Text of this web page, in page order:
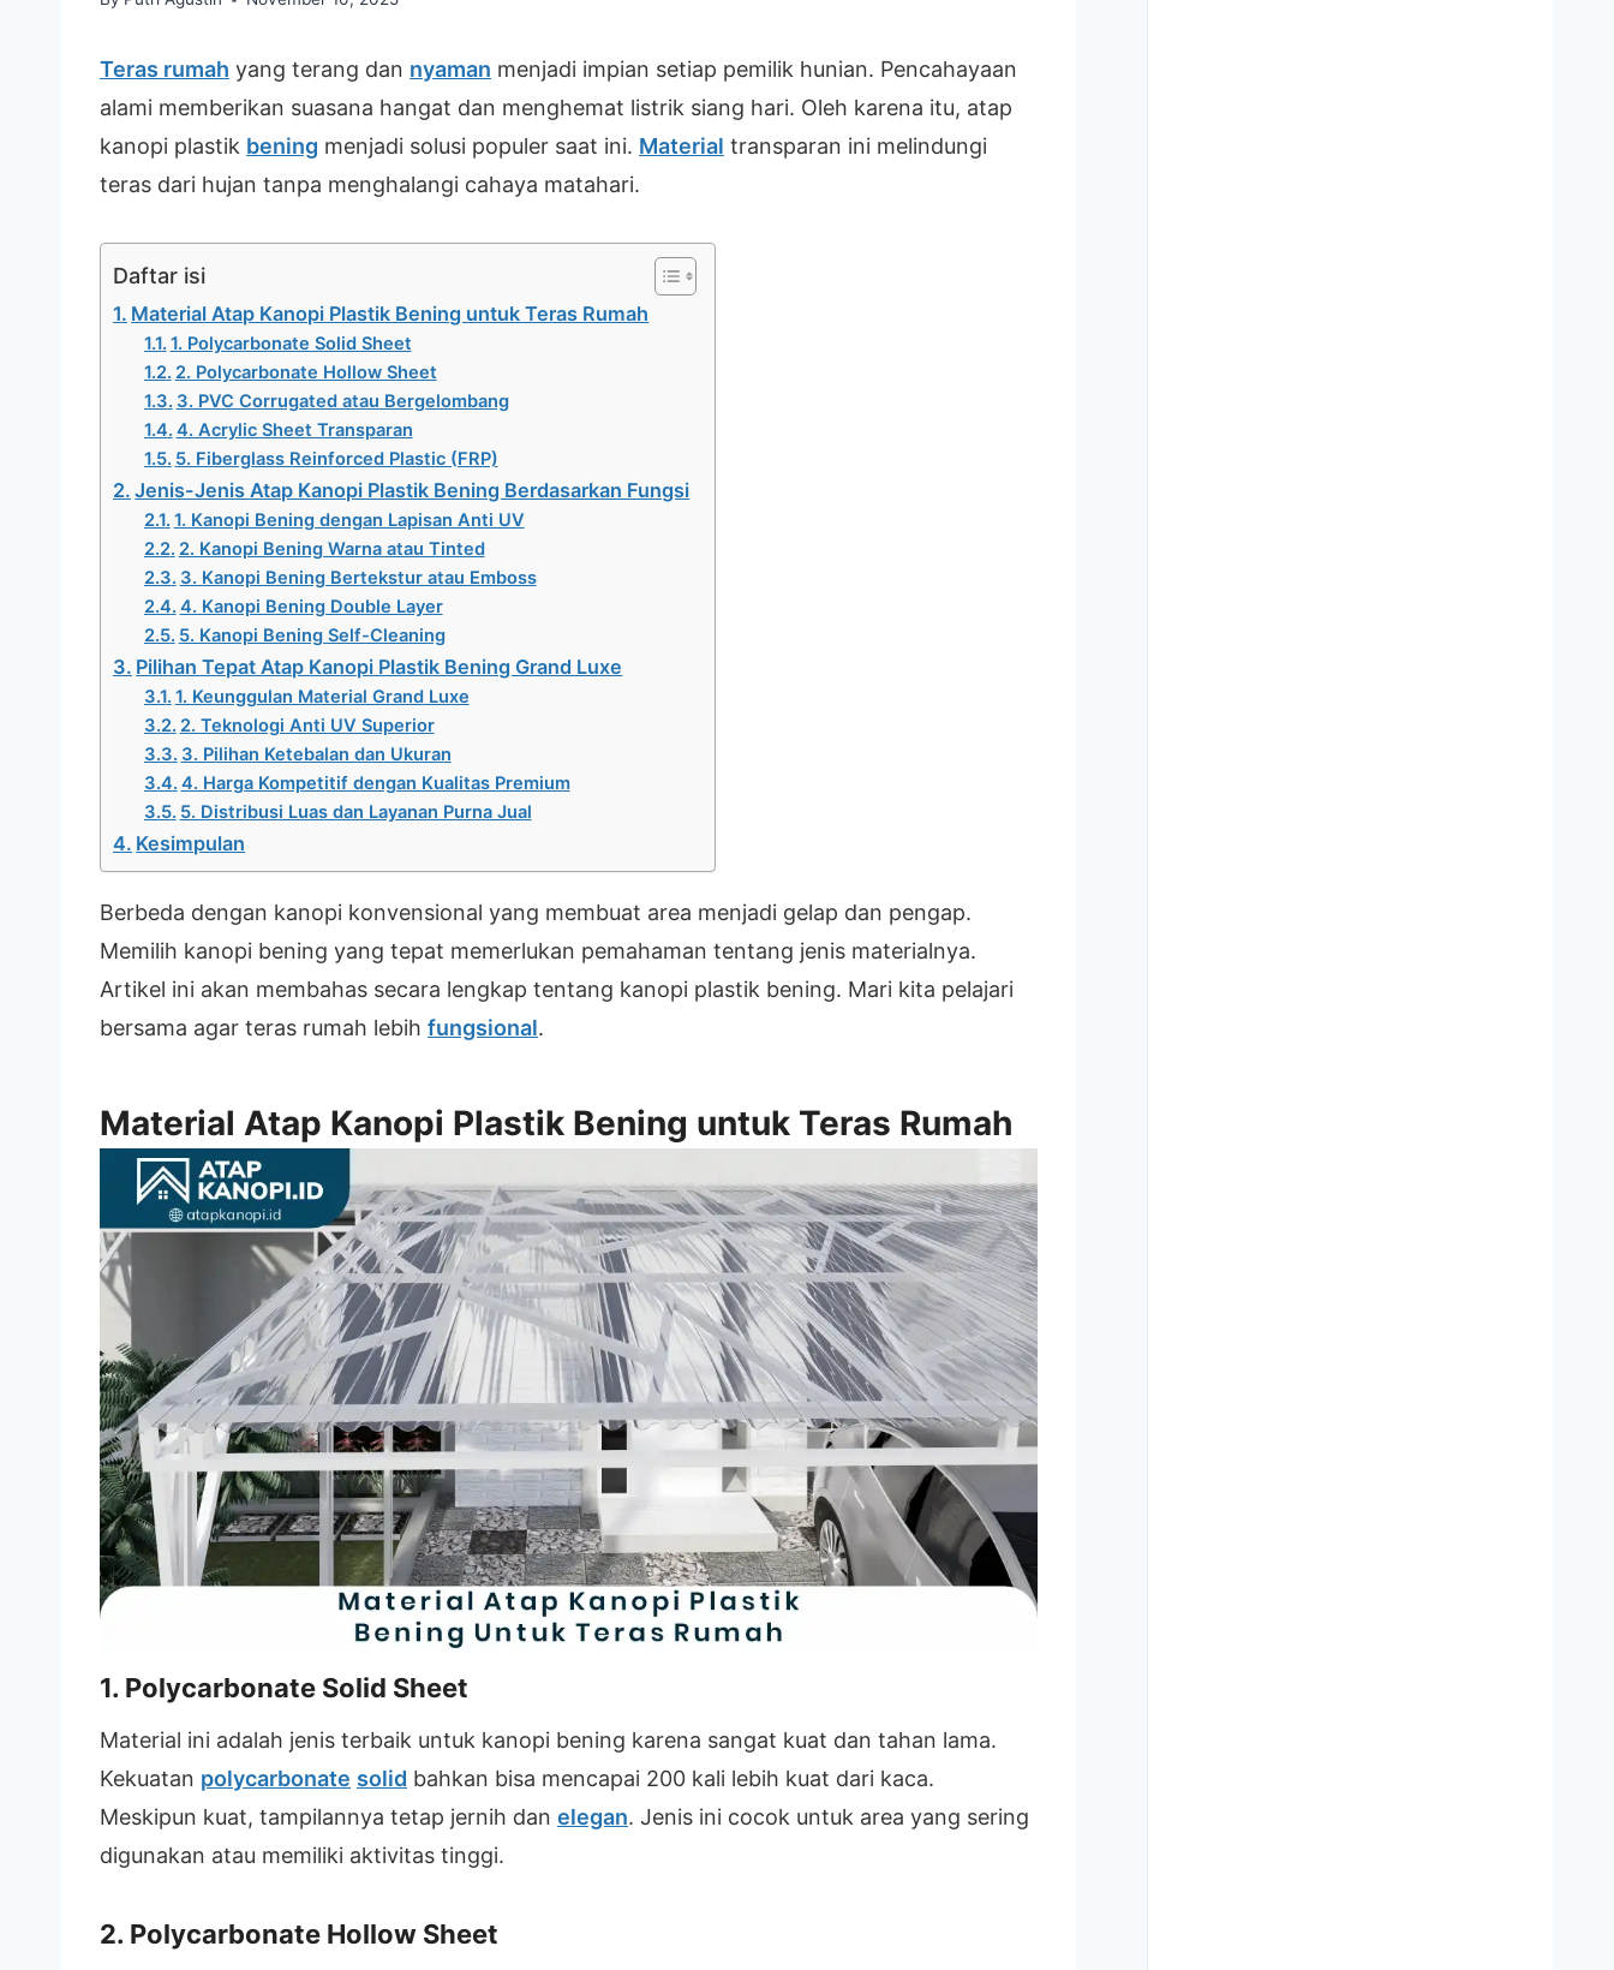
Teras rumah yang terang dan nyaman menjadi impian setiap pemilik hunian. Pencahayaan
alami memberikan suasana hangat dan menghemat listrik siang hari. Oleh karena itu, atap
kanopi plastik bening menjadi solusi populer saat ini. Material transparan ini melindungi
teras dari hujan tanpa menghalangi cahaya matahari.
Daftar isi
Material Atap Kanopi Plastik Bening untuk Teras Rumah
1. Polycarbonate Solid Sheet
2. Polycarbonate Hollow Sheet
3. PVC Corrugated atau Bergelombang
4. Acrylic Sheet Transparan
5. Fiberglass Reinforced Plastic (FRP)
Jenis-Jenis Atap Kanopi Plastik Bening Berdasarkan Fungsi
1. Kanopi Bening dengan Lapisan Anti UV
2. Kanopi Bening Warna atau Tinted
3. Kanopi Bening Bertekstur atau Emboss
4. Kanopi Bening Double Layer
5. Kanopi Bening Self-Cleaning
Pilihan Tepat Atap Kanopi Plastik Bening Grand Luxe
1. Keunggulan Material Grand Luxe
2. Teknologi Anti UV Superior
3. Pilihan Ketebalan dan Ukuran
4. Harga Kompetitif dengan Kualitas Premium
5. Distribusi Luas dan Layanan Purna Jual
Kesimpulan
Berbeda dengan kanopi konvensional yang membuat area menjadi gelap dan pengap.
Memilih kanopi bening yang tepat memerlukan pemahaman tentang jenis materialnya.
Artikel ini akan membahas secara lengkap tentang kanopi plastik bening. Mari kita pelajari
bersama agar teras rumah lebih fungsional.
Material Atap Kanopi Plastik Bening untuk Teras Rumah
1. Polycarbonate Solid Sheet
Material ini adalah jenis terbaik untuk kanopi bening karena sangat kuat dan tahan lama.
Kekuatan polycarbonate solid bahkan bisa mencapai 200 kali lebih kuat dari kaca.
Meskipun kuat, tampilannya tetap jernih dan elegan. Jenis ini cocok untuk area yang sering
digunakan atau memiliki aktivitas tinggi.
2. Polycarbonate Hollow Sheet